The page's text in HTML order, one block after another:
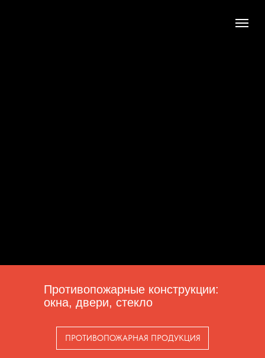
Противопожарные конструкции:
окна, двери, стекло
ПРОТИВОПОЖАРНАЯ ПРОДУКЦИЯ